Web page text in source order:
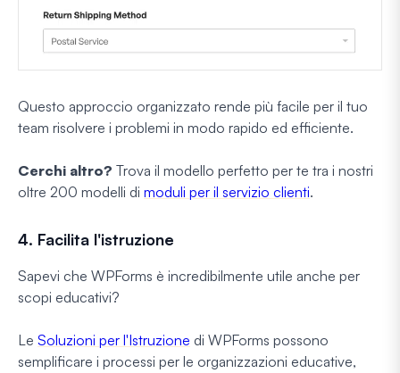
Questo approccio organizzato rende più facile per il tuo
team risolvere i problemi in modo rapido ed efficiente.
Cerchi altro? Trova il modello perfetto per te tra i nostri
oltre 200 modelli di moduli per il servizio clienti.
4. Facilita l'istruzione
Sapevi che WPForms è incredibilmente utile anche per
scopi educativi?
Le Soluzioni per l'Istruzione di WPForms possono
semplificare i processi per le organizzazioni educative,